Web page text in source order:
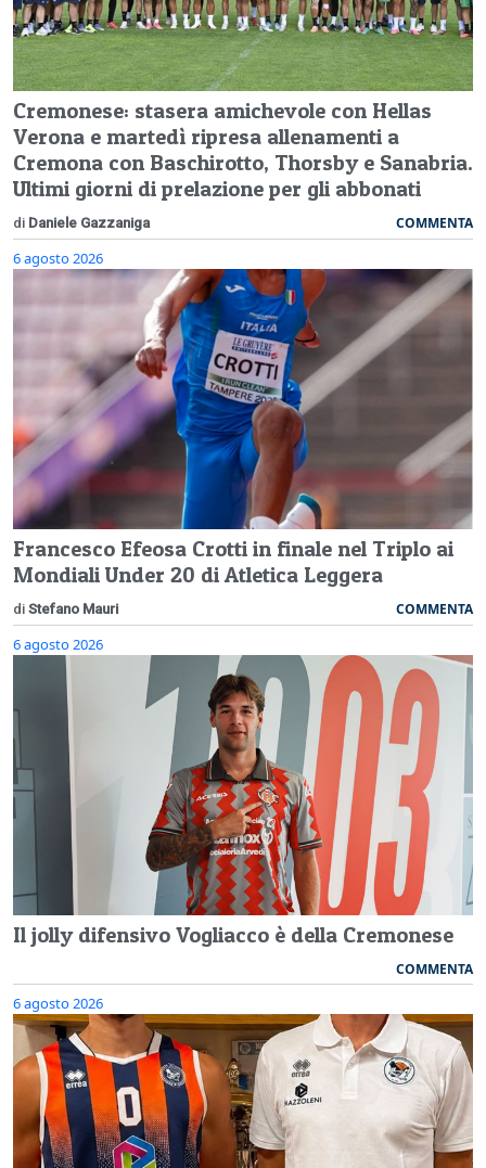
Cremonese: stasera amichevole con Hellas
Verona e martedì ripresa allenamenti a
Cremona con Baschirotto, Thorsby e Sanabria.
Ultimi giorni di prelazione per gli abbonati
di Daniele Gazzaniga COMMENTA
6 agosto 2026
Francesco Efeosa Crotti in finale nel Triplo ai
Mondiali Under 20 di Atletica Leggera
di Stefano Mauri COMMENTA
6 agosto 2026
Il jolly difensivo Vogliacco è della Cremonese
COMMENTA
6 agosto 2026